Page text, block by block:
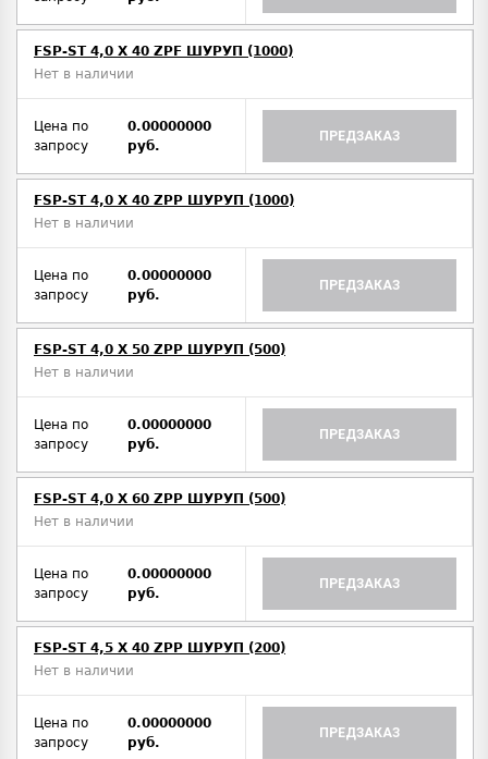
FSP-ST 4,0 X 40 ZPF ШУРУП (1000)
Нет в наличии
Цена по
запросу
0.00000000
руб.
ПРЕДЗАКАЗ
FSP-ST 4,0 X 40 ZPP ШУРУП (1000)
Нет в наличии
Цена по
запросу
0.00000000
руб.
ПРЕДЗАКАЗ
FSP-ST 4,0 X 50 ZPP ШУРУП (500)
Нет в наличии
Цена по
запросу
0.00000000
руб.
ПРЕДЗАКАЗ
FSP-ST 4,0 X 60 ZPP ШУРУП (500)
Нет в наличии
Цена по
запросу
0.00000000
руб.
ПРЕДЗАКАЗ
FSP-ST 4,5 X 40 ZPP ШУРУП (200)
Нет в наличии
Цена по
запросу
0.00000000
руб.
ПРЕДЗАКАЗ